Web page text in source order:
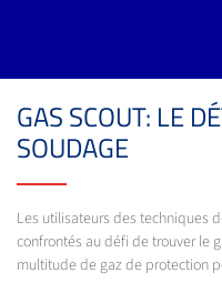
GAS SCOUT: LE
SOUDAGE
Les utilisateurs des techniques
confrontés au défi de trouver le
multitude de gaz de protection